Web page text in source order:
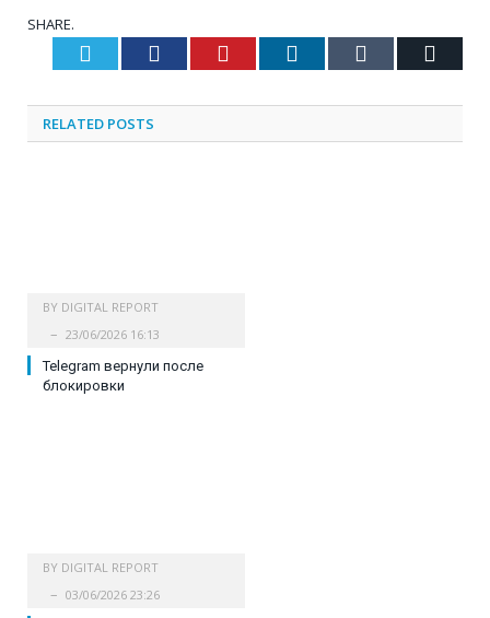
SHARE.
Twitter Facebook Pinterest LinkedIn Tumblr
RELATED POSTS
BY DIGITAL REPORT
23/06/2026 16:13
Telegram вернули после
блокировки
BY DIGITAL REPORT
03/06/2026 23:26